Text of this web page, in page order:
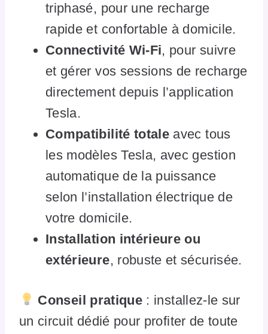
triphasé, pour une recharge
rapide et confortable à domicile.
Connectivité Wi-Fi, pour suivre
et gérer vos sessions de recharge
directement depuis l’application
Tesla.
Compatibilité totale avec tous
les modèles Tesla, avec gestion
automatique de la puissance
selon l’installation électrique de
votre domicile.
Installation intérieure ou
extérieure, robuste et sécurisée.
Conseil pratique : installez-le sur
un circuit dédié pour profiter de toute